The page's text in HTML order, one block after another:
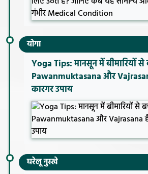
योगा
Yoga Tips: मानसून में बीमारियों
Pawanmuktasana और
कारगर उपाय
घरेलू नुस्खे